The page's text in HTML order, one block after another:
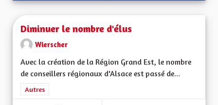
Diminuer le nombre d'élus
Wierscher
Avec la création de la Région Grand Est, le nombre
de conseillers régionaux d'Alsace est passé de...
Filtrer les résultats de la catégorie : Autres
Autres